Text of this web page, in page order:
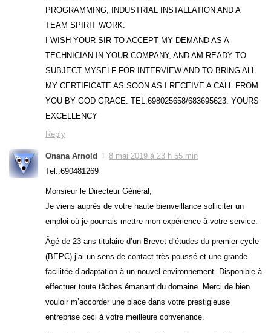
PROGRAMMING, INDUSTRIAL INSTALLATION AND A
TEAM SPIRIT WORK.
I WISH YOUR SIR TO ACCEPT MY DEMAND AS A
TECHNICIAN IN YOUR COMPANY, AND AM READY TO
SUBJECT MYSELF FOR INTERVIEW AND TO BRING ALL
MY CERTIFICATE AS SOON AS I RECEIVE A CALL FROM
YOU BY GOD GRACE. TEL.698025658/683695623. YOURS
EXCELLENCY
Reply
Onana Arnold
8 mai 2019 à 23 h 55 min
Tel::690481269
Monsieur le Directeur Général,
Je viens auprès de votre haute bienveillance solliciter un
emploi où je pourrais mettre mon expérience à votre service.
Âgé de 23 ans titulaire d’un Brevet d’études du premier cycle
(BEPC).j’ai un sens de contact très poussé et une grande
facilitée d’adaptation à un nouvel environnement. Disponible à
effectuer toute tâches émanant du domaine. Merci de bien
vouloir m’accorder une place dans votre prestigieuse
entreprise ceci à votre meilleure convenance.